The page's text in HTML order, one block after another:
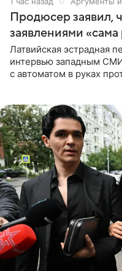
Продюсер заявил,
заявлениями
Латвийская эстрадная
интервью западным СМИ
с автоматом в руках